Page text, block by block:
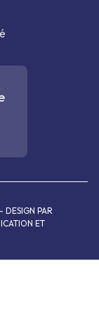
DESIGN PAR
ET